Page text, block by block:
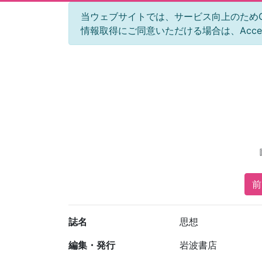
当ウェブサイトでは、サービス向上のた
情報取得にご同意いただける場合は、
誌名
思想
編集・発行
岩波書店